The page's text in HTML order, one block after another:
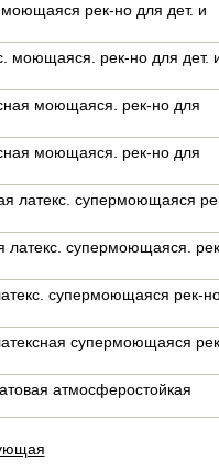
моющаяся рек-но для дет. и
моющаяся. рек-но для дет.
моющаяся. рек-но для
моющаяся. рек-но для
латекс. супермоющаяся
супермоющаяся.
супермоющаяся рек-
супермоющаяся
атмосферостойкая